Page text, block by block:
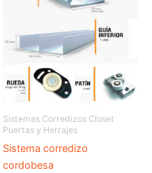
Sistemas Corredizos Closet
Puertas y Herrajes
Sistema corredizo
cordobesa